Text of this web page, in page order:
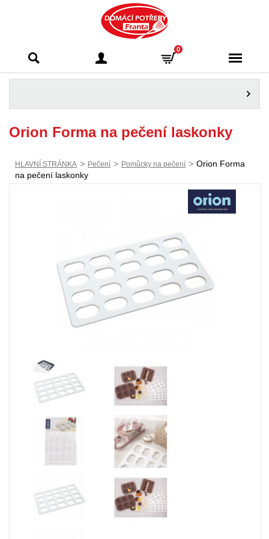
Franta - Příbram
0
Orion Forma na pečení laskonky
HLAVNÍ STRÁNKA > Pečení > Pomůcky na pečení > Orion Forma
na pečení laskonky